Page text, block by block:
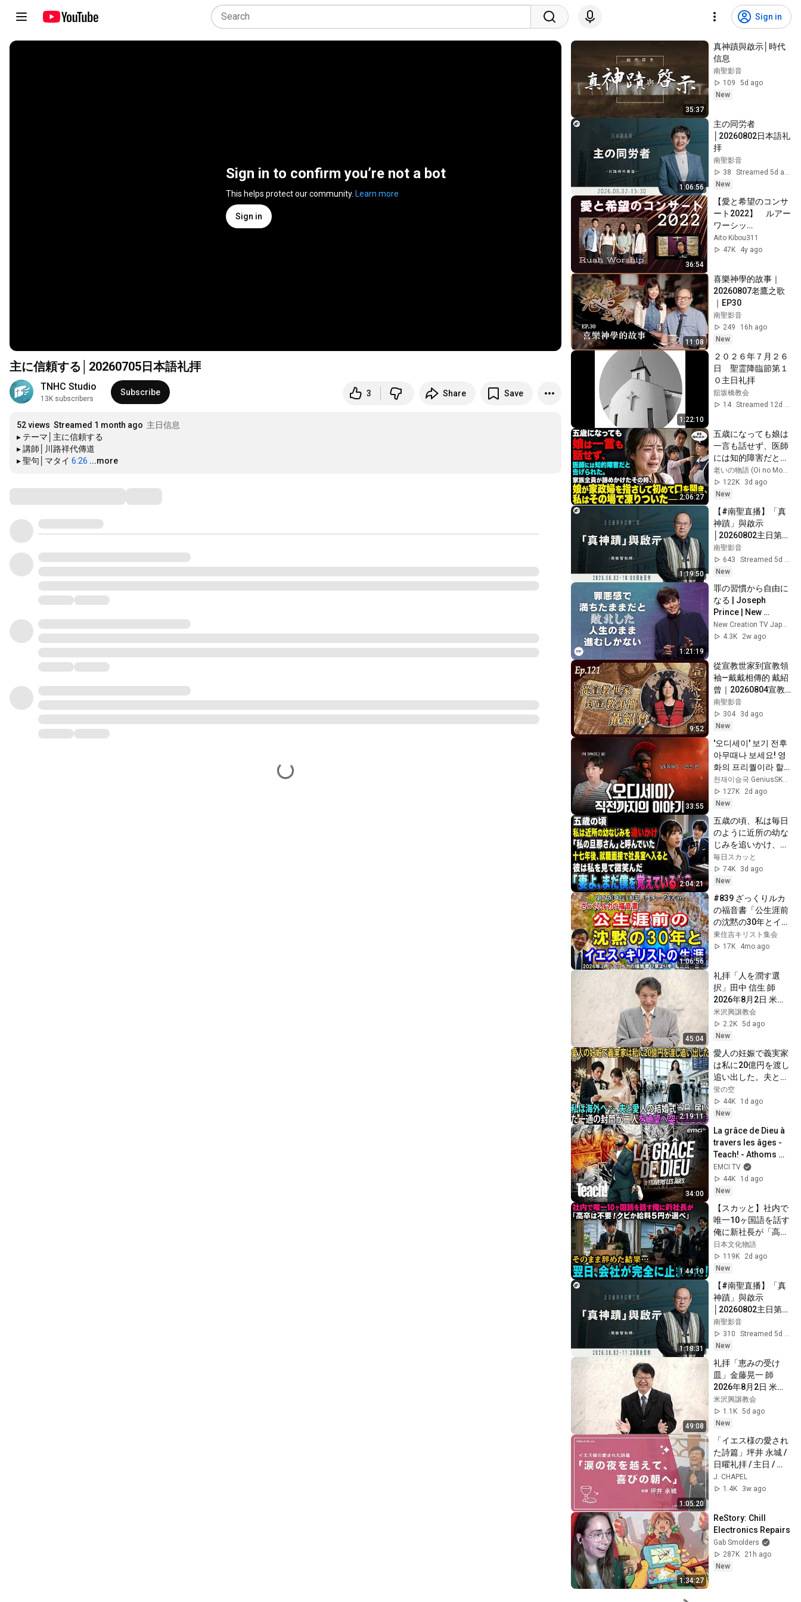
Sign in
Sign in to confirm you’re not a bot
This helps protect our community. Learn more
Sign in
主に信頼する│20260705日本語礼拝
TNHC Studio
13K subscribers
Subscribe 3 Share Save
52 views Streamed 1 month ago 主日信息
▸ テーマ│主に信頼する
▸ 講師│川路祥代傳道
▸ 聖句│マタイ 6:26 ...more
35:37
真神蹟與啟示│時代
信息
南聖影音
109
5d ago
New
1:06:56
主の同労者
│20260802日本語礼
拝
南聖影音
38
Streamed 5d ago
New
36:54
【愛と希望のコンサ
ート2022】　ルアー
ワーシッ
プ/Norie/311を忘れ
ない/やさしさを大
Aito Kibou311
47K
4y ago
11:08
喜樂神學的故事｜
20260807老鷹之歌
｜EP30
南聖影音
249
16h ago
New
1:22:10
２０２６年７月２６
日　聖霊降臨節第１
０主日礼拝
舘坂橋教会
14
2:06:27
五歳になっても娘は
一言も話せず、医師
には知的障害だと告
げられた。家族全員
が諦めかけたその
時、娘が家政婦を指
さして初めて口を開
き、私はその場で凍
りついた――
122K
3d ago
New
1:19:50
【#南聖直播】「真
神蹟」與啟示
│20260802主日第二
堂
南聖影音
643
New
1:21:19
罪の習慣から自由に
なる | Joseph
Prince | New
Creation TV 日本語New Creation TV Japanese
4.3K
2w ago
9:52
從宣教世家到宣教領
袖—戴戴相傳的 戴紹
曾｜20260804宣教
之旅｜EP121
南聖影音
304
3d ago
New
33:55
'오디세이' 보기 전후
아무때나 보세요! 영
화의 프리퀄이라 할
수 있는 일리아스 이
야기 간단 정리!
천재이승국 GeniusSKLee
127K
2d ago
New
2:04:21
五歳の頃、私は毎日
のように近所の幼な
じみを追いかけ、
「私の旦那さん」と
呼んでいた。十七年
後、就職面接で社長
室へ入ると、彼は私
を見て微笑んだ。
「妻よ、まだ僕を覚
えているか？」――
毎日スカッと
74K
3d ago
New
1:06:56
#839 ざっくりルカ
の福音書「公生涯前
の沈黙の30年とイエ
ス・キリストの生
涯」ルカの福音書 2
2026年3月13日 レデ
ィースタイム ★再編
集UP(6658)
東住吉キリスト集会
17K
4mo ago
45:04
礼拝「人を潤す選
択」田中 信生 師
2026年8月2日 米沢
興譲教会
米沢興譲教会
2.2K 5d ago
New
2:19:11
愛人の妊娠で義実家
は私に20億円を渡し
追い出した。夫と愛
人の結婚式当日、届
いた一通の封筒がす
べてを終わらせた
カッとする話
蛍の空
44K
1d ago
New
34:00
La grâce de Dieu à
travers les âges -
Teach! - Athoms
Mbuma
EMCI TV
44K
1d ago
New
1:44:10
【スカッと】社内で
唯一10ヶ国語を話す
俺に新社長が「高卒
は不要！クビか給料
５円か選べ」と言っ
てきた。そのまま辞
めた結果
日本文化物語
119K
2d ago
New
1:18:31
【#南聖直播】「真
神蹟」與啟示
│20260802主日第三
堂
南聖影音
310
New
49:08
礼拝「恵みの受け
皿」金藤晃一 師
2026年8月2日 米沢
興譲教会
米沢興譲教会
1.1K 5d ago
New
1:05:20
「イエス様の愛され
た詩篇」坪井 永城 /
日曜礼拝 / 主日 /
2026.6.28
J.CHAPEL
J. CHAPEL
1.4K
3w ago
1:34:27
ReStory: Chill
Electronics Repairs
Gab Smolders
287K
21h ago
New